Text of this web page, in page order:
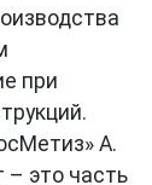
при
А.
– это часть